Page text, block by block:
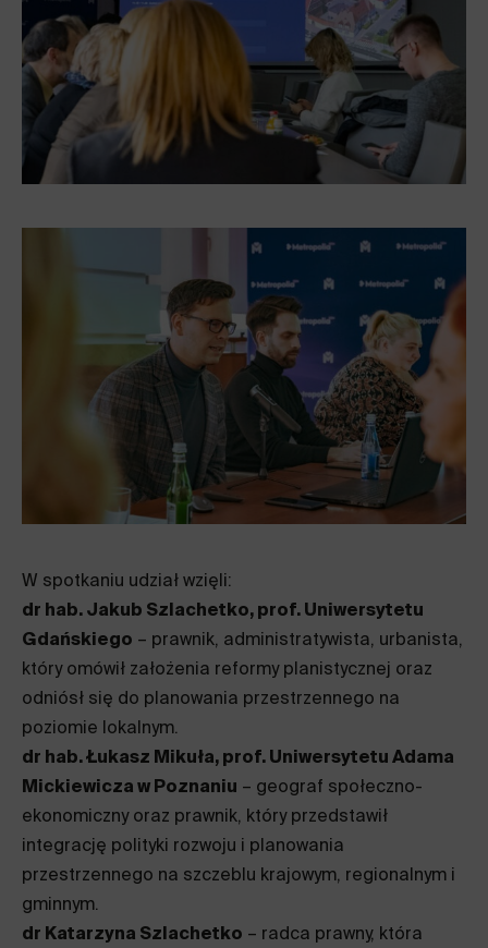
W spotkaniu udział wzięli:
dr hab. Jakub Szlachetko, prof. Uniwersytetu
Gdańskiego – prawnik, administratywista, urbanista,
który omówił założenia reformy planistycznej oraz
odniósł się do planowania przestrzennego na
poziomie lokalnym.
dr hab. Łukasz Mikuła, prof. Uniwersytetu Adama
Mickiewicza w Poznaniu – geograf społeczno-
ekonomiczny oraz prawnik, który przedstawił
integrację polityki rozwoju i planowania
przestrzennego na szczeblu krajowym, regionalnym i
gminnym.
dr Katarzyna Szlachetko – radca prawny, która